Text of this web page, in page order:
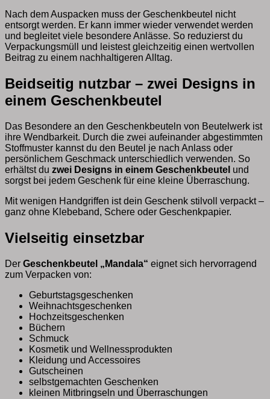
Nach dem Auspacken muss der Geschenkbeutel nicht
entsorgt werden. Er kann immer wieder verwendet werden
und begleitet viele besondere Anlässe. So reduzierst du
Verpackungsmüll und leistest gleichzeitig einen wertvollen
Beitrag zu einem nachhaltigeren Alltag.
Beidseitig nutzbar – zwei Designs in
einem Geschenkbeutel
Das Besondere an den Geschenkbeuteln von Beutelwerk ist
ihre Wendbarkeit. Durch die zwei aufeinander abgestimmten
Stoffmuster kannst du den Beutel je nach Anlass oder
persönlichem Geschmack unterschiedlich verwenden. So
erhältst du zwei Designs in einem Geschenkbeutel und
sorgst bei jedem Geschenk für eine kleine Überraschung.
Mit wenigen Handgriffen ist dein Geschenk stilvoll verpackt –
ganz ohne Klebeband, Schere oder Geschenkpapier.
Vielseitig einsetzbar
Der Geschenkbeutel „Mandala“ eignet sich hervorragend
zum Verpacken von:
Geburtstagsgeschenken
Weihnachtsgeschenken
Hochzeitsgeschenken
Büchern
Schmuck
Kosmetik und Wellnessprodukten
Kleidung und Accessoires
Gutscheinen
selbstgemachten Geschenken
kleinen Mitbringseln und Überraschungen